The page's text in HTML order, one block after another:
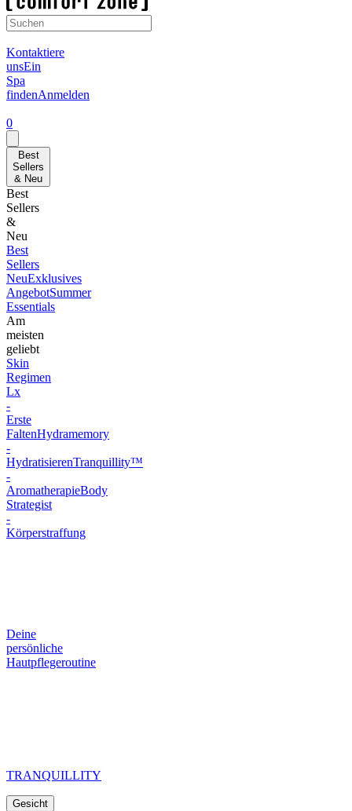
Kontaktiere
unsEin
Spa
findenAnmelden
0
Best
Sellers
& Neu
Best
Sellers
&
Neu
Best
Sellers
NeuExklusives
AngebotSummer
Essentials
Am
meisten
geliebt
Skin
Regimen
Lx
-
Erste
FaltenHydramemory
-
HydratisierenTranquillity™
-
AromatherapieBody
Strategist
-
Körperstraffung
Deine
persönliche
Hautpflegeroutine
TRANQUILLITY
Gesicht